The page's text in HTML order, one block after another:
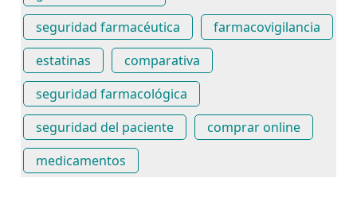
seguridad farmacéutica
farmacovigilancia
estatinas
comparativa
seguridad farmacológica
seguridad del paciente
comprar online
medicamentos